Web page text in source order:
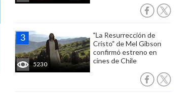
5230
"La Resurrección de
Cristo" de Mel Gibson
confirmó estreno en
cines de Chile